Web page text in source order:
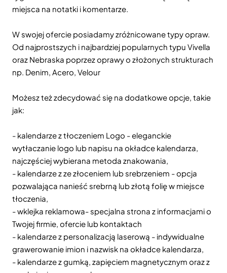
miejsca na notatki i komentarze.
W swojej ofercie posiadamy zróżnicowane typy opraw.
Od najprostszych i najbardziej popularnych typu Vivella
oraz Nebraska poprzez oprawy o złożonych strukturach
np. Denim, Acero, Velour
Możesz też zdecydować się na dodatkowe opcje, takie
jak:
- kalendarze z tłoczeniem Logo - eleganckie
wytłaczanie logo lub napisu na okładce kalendarza,
najczęściej wybierana metoda znakowania,
- kalendarze z ze złoceniem lub srebrzeniem - opcja
pozwalająca nanieść srebrną lub złotą folię w miejsce
tłoczenia,
- wklejka reklamowa- specjalna strona z informacjami o
Twojej firmie, ofercie lub kontaktach
- kalendarze z personalizacją laserową - indywidualne
grawerowanie imion i nazwisk na okładce kalendarza,
- kalendarze z gumką, zapięciem magnetycznym oraz z